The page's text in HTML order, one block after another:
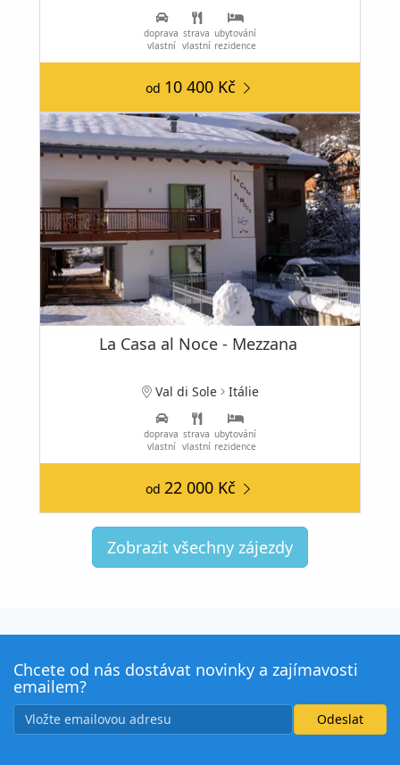
doprava
vlastní
strava
vlastní
ubytování
rezidence
od 10 400 Kč
La Casa al Noce - Mezzana
Val di Sole Itálie
doprava
vlastní
strava
vlastní
ubytování
rezidence
od 22 000 Kč
Zobrazit všechny zájezdy
Chcete od nás dostávat novinky a zajímavosti
emailem?